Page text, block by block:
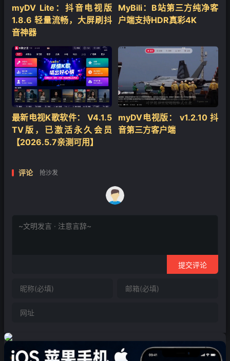
‌myDV Lite：抖音电视版
1.8.6 轻量流畅，大屏刷抖
音神器
MyBili：B站第三方纯净客
户端支持HDR真彩4K
最新电视K歌软件： V4.1.5
TV版，已激活永久会员
【2026.5.7亲测可用】
myDV电视版： v1.2.10 抖
音第三方客户端
评论 抢沙发
提交评论